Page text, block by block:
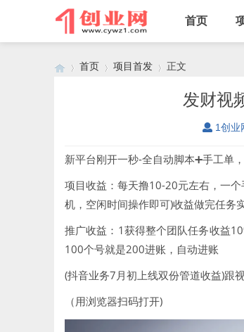
首页
首页 项目首发 正文
发财视
1创业
新平台刚开一秒-全自动脚本➕手工单
项目收益：每天撸10-20元左右，一
机，空闲时间操作即可)收益做完任务
推广收益：1获得整个团队任务收益
100个号就是200进账，自动进账
(抖音业务7月初上线双份管道收益)跟
（用浏览器扫码打开)